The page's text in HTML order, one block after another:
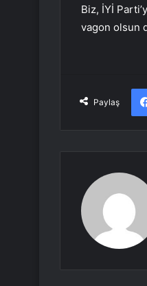
Biz, İYİ
vagon olsun
Paylaş